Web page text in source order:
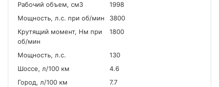
Рабочий объем, см3
1998
Мощность, л.с. при об/мин
3800
Крутящий момент, Нм при
об/мин
1800
Мощность, л.с.
130
Шоссе, л/100 км
4.6
Город, л/100 км
7.7